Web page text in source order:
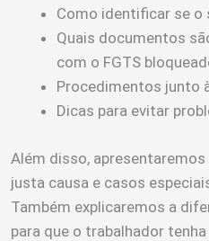
Como identificar se o
Quais documentos
com o FGTS
Procedimentos junto
Dicas para evitar
Além disso,
justa causa e casos
Também explicaremos a
para que o trabalhador